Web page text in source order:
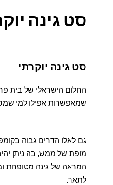
סט גינה
סט גינה יוקרתי
החלום הישראלי של בית
שמאפשרות אפילו למי שמסכים להתגורר בקומה ה-17 במרכז הסואן של העיר
גם לאלו הדרים גבוה
מופת של ממש, בה ניתן
המראה של גינה מטופחת
לתאר.